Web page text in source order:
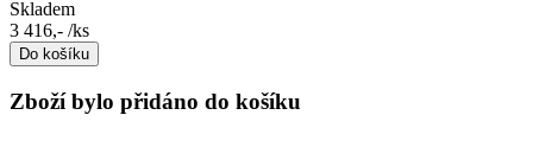
Skladem
3 416,- /ks
Do košíku
Zboží bylo přidáno do košíku